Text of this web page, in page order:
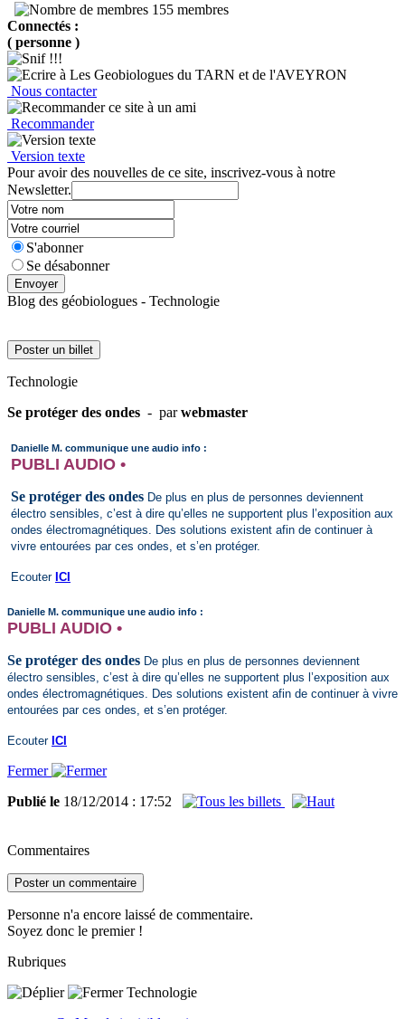
155 membres
Connectés :
( personne )
Nous contacter
Recommander
Version texte
Pour avoir des nouvelles de ce site, inscrivez-vous à notre
Newsletter.
S'abonner
Se désabonner
Envoyer
Blog des géobiologues - Technologie
Poster un billet
Technologie
Se protéger des ondes - parwebmaster
Danielle M. communique une audio info :
PUBLI AUDIO •
Se protéger des ondes De plus en plus de personnes deviennent
électro sensibles, c’est à dire qu’elles ne supportent plus l’exposition aux
ondes électromagnétiques. Des solutions existent afin de continuer à
vivre entourées par ces ondes, et s’en protéger.
Ecouter ICI
Danielle M. communique une audio info :
PUBLI AUDIO •
Se protéger des ondes De plus en plus de personnes deviennent
électro sensibles, c’est à dire qu’elles ne supportent plus l’exposition aux
ondes électromagnétiques. Des solutions existent afin de continuer à vivre
entourées par ces ondes, et s’en protéger.
Ecouter ICI
Fermer
Publié le 18/12/2014 : 17:52
Commentaires
Poster un commentaire
Personne n'a encore laissé de commentaire.
Soyez donc le premier !
Rubriques
Technologie